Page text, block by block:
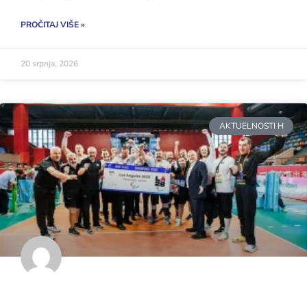
PROČITAJ VIŠE »
20 srpnja, 2026
AKTUELNOSTI H